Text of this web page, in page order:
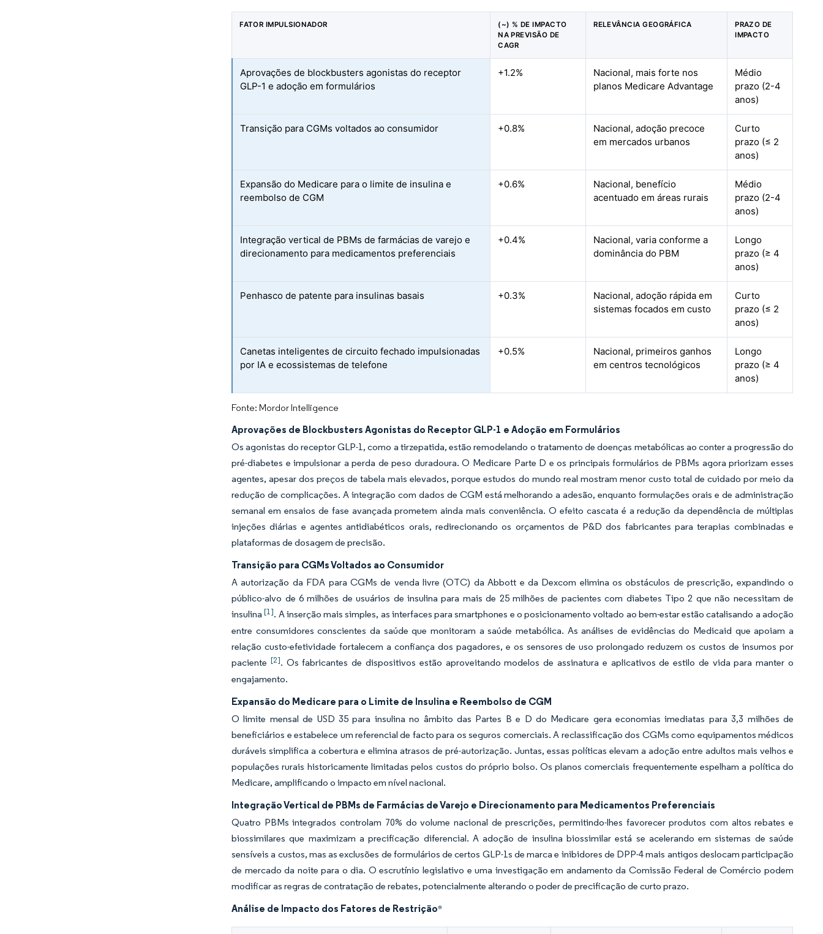
FATOR IMPULSIONADOR
(~) % DE IMPACTO
NA PREVISÃO DE
CAGR
RELEVÂNCIA GEOGRÁFICA
PRAZO DE
IMPACTO
Aprovações de blockbusters agonistas do receptor
GLP-1 e adoção em formulários
+1.2%
Nacional, mais forte nos
planos Medicare Advantage
Médio
prazo (2-4
anos)
Transição para CGMs voltados ao consumidor +0.8%
Nacional, adoção precoce
em mercados urbanos
Curto
prazo (≤ 2
anos)
Expansão do Medicare para o limite de insulina e
reembolso de CGM
+0.6%
Nacional, benefício
acentuado em áreas rurais
Médio
prazo (2-4
anos)
Integração vertical de PBMs de farmácias de varejo e
direcionamento para medicamentos preferenciais
+0.4%
Nacional, varia conforme a
dominância do PBM
Longo
prazo (≥ 4
anos)
Penhasco de patente para insulinas basais +0.3%
Nacional, adoção rápida em
sistemas focados em custo
Curto
prazo (≤ 2
anos)
Canetas inteligentes de circuito fechado impulsionadas
por IA e ecossistemas de telefone
+0.5%
Nacional, primeiros ganhos
em centros tecnológicos
Longo
prazo (≥ 4
anos)
Fonte: Mordor Intelligence
Aprovações de Blockbusters Agonistas do Receptor GLP-1 e Adoção em Formulários
Os agonistas do receptor GLP-1, como a tirzepatida, estão remodelando o tratamento de doenças metabólicas ao conter a progressão do
pré-diabetes e impulsionar a perda de peso duradoura. O Medicare Parte D e os principais formulários de PBMs agora priorizam esses
agentes, apesar dos preços de tabela mais elevados, porque estudos do mundo real mostram menor custo total de cuidado por meio da
redução de complicações. A integração com dados de CGM está melhorando a adesão, enquanto formulações orais e de administração
semanal em ensaios de fase avançada prometem ainda mais conveniência. O efeito cascata é a redução da dependência de múltiplas
injeções diárias e agentes antidiabéticos orais, redirecionando os orçamentos de P&D dos fabricantes para terapias combinadas e
plataformas de dosagem de precisão.
Transição para CGMs Voltados ao Consumidor
A autorização da FDA para CGMs de venda livre (OTC) da Abbott e da Dexcom elimina os obstáculos de prescrição, expandindo o
público-alvo de 6 milhões de usuários de insulina para mais de 25 milhões de pacientes com diabetes Tipo 2 que não necessitam de
insulina[1]. A inserção mais simples, as interfaces para smartphones e o posicionamento voltado ao bem-estar estão catalisando a adoção
entre consumidores conscientes da saúde que monitoram a saúde metabólica. As análises de evidências do Medicaid que apoiam a
relação custo-efetividade fortalecem a confiança dos pagadores, e os sensores de uso prolongado reduzem os custos de insumos por
paciente [2]. Os fabricantes de dispositivos estão aproveitando modelos de assinatura e aplicativos de estilo de vida para manter o
engajamento.
Expansão do Medicare para o Limite de Insulina e Reembolso de CGM
O limite mensal de USD 35 para insulina no âmbito das Partes B e D do Medicare gera economias imediatas para 3,3 milhões de
beneficiários e estabelece um referencial de facto para os seguros comerciais. A reclassificação dos CGMs como equipamentos médicos
duráveis simplifica a cobertura e elimina atrasos de pré-autorização. Juntas, essas políticas elevam a adoção entre adultos mais velhos e
populações rurais historicamente limitadas pelos custos do próprio bolso. Os planos comerciais frequentemente espelham a política do
Medicare, amplificando o impacto em nível nacional.
Integração Vertical de PBMs de Farmácias de Varejo e Direcionamento para Medicamentos Preferenciais
Quatro PBMs integrados controlam 70% do volume nacional de prescrições, permitindo-lhes favorecer produtos com altos rebates e
biossimilares que maximizam a precificação diferencial. A adoção de insulina biossimilar está se acelerando em sistemas de saúde
sensíveis a custos, mas as exclusões de formulários de certos GLP-1s de marca e inibidores de DPP-4 mais antigos deslocam participação
de mercado da noite para o dia. O escrutínio legislativo e uma investigação em andamento da Comissão Federal de Comércio podem
modificar as regras de contratação de rebates, potencialmente alterando o poder de precificação de curto prazo.
Análise de Impacto dos Fatores de Restrição*